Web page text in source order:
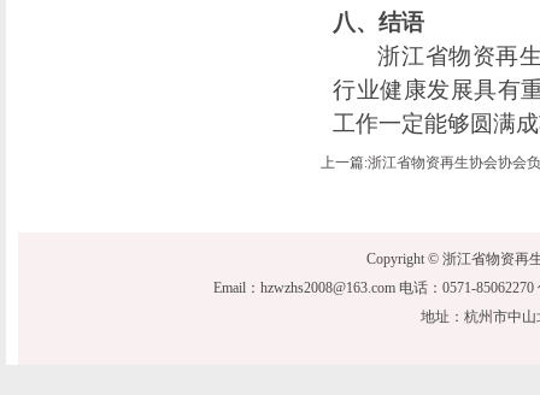
八、结语
浙江省物资再
行业健康发展具有
工作一定能够圆满
上一篇:浙江省物资再生协会协会
Copyright © 浙江省物资再
Email：hzwzhs2008@163.com 电话：0571-
地址：杭州市中山